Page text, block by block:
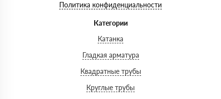
Политика конфиденциальности
Категории
Катанка
Гладкая арматура
Квадратные трубы
Круглые трубы